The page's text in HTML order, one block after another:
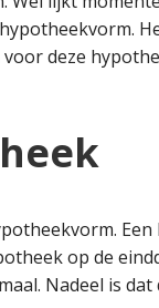
deze
op de
Nadeel is